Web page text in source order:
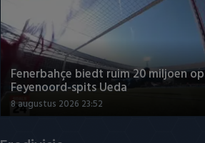
Fenerbahçe biedt ruim 20 miljoen op
Feyenoord-spits Ueda
8 augustus 2026 23:52